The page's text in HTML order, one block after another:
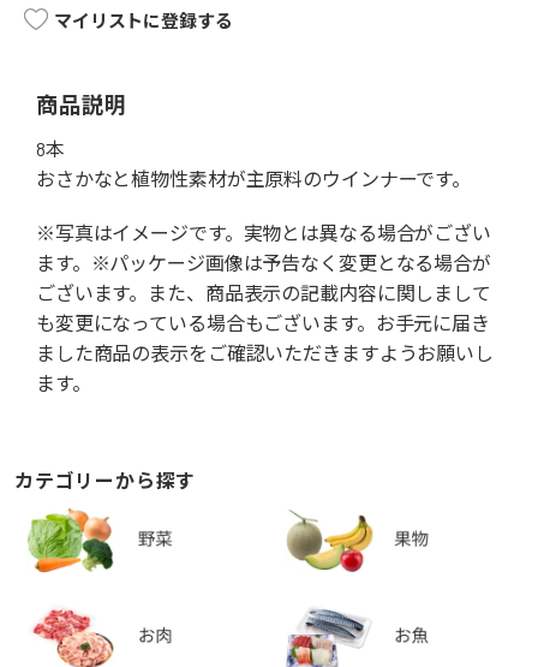
マイリストに登録する
商品説明
8本
おさかなと植物性素材が主原料のウインナーです。
※写真はイメージです。実物とは異なる場合がござい
ます。※パッケージ画像は予告なく変更となる場合が
ございます。また、商品表示の記載内容に関しまして
も変更になっている場合もございます。お手元に届き
ました商品の表示をご確認いただきますようお願いし
ます。
カテゴリーから探す